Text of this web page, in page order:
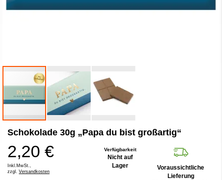
Anfang
Bildergalerie
springen
Schokolade 30g „Papa du bist großartig“
2,20 €
Inkl.MwSt.,
zzgl. Versandkosten
Verfügbarkeit
Nicht auf
Lager
Voraussichtliche
Lieferung